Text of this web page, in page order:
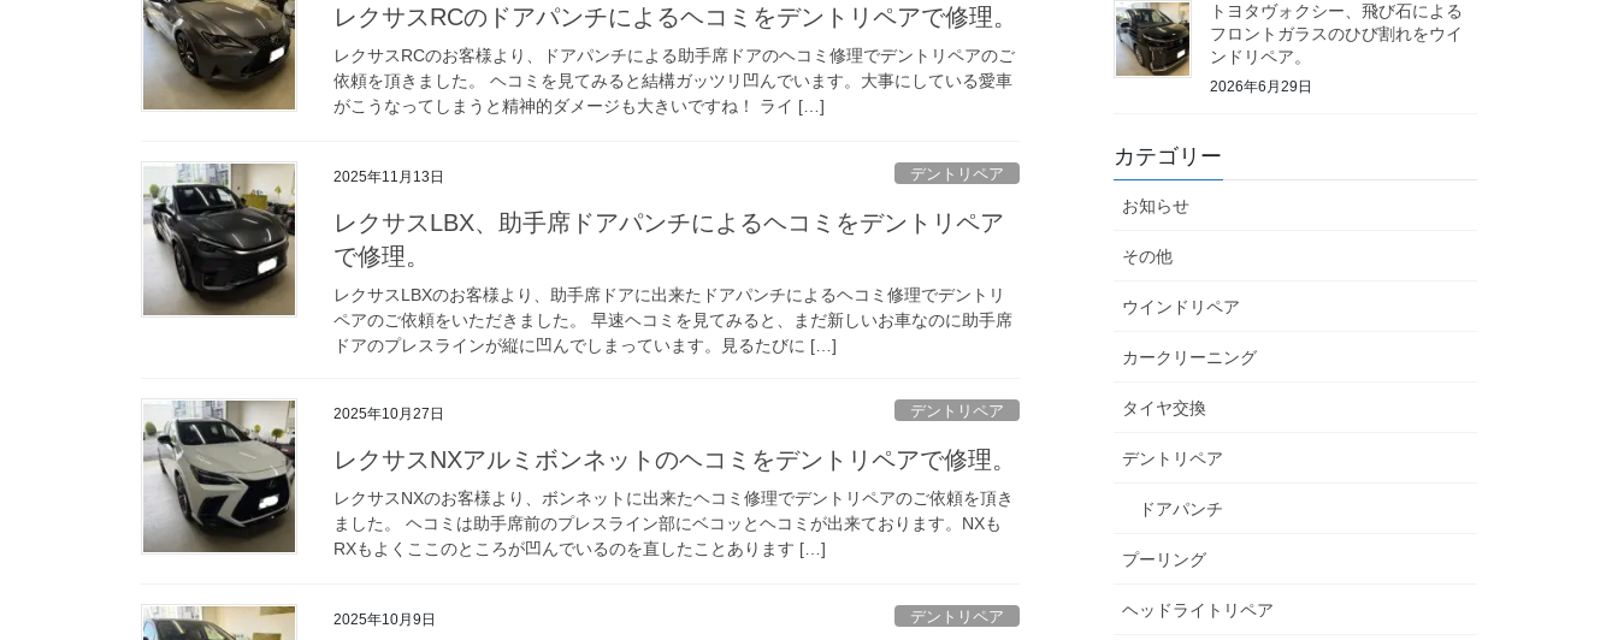
レクサスRCのドアパンチによるヘコミをデントリペアで修理。
レクサスRCのお客様より、ドアパンチによる助手席ドアのヘコミ修理でデントリペアのご
依頼を頂きました。 ヘコミを見てみると結構ガッツリ凹んでいます。大事にしている愛車
がこうなってしまうと精神的ダメージも大きいですね！ ライ […]
2025年11月13日 デントリペア
レクサスLBX、助手席ドアパンチによるヘコミをデントリペア
で修理。
レクサスLBXのお客様より、助手席ドアに出来たドアパンチによるヘコミ修理でデントリ
ペアのご依頼をいただきました。 早速ヘコミを見てみると、まだ新しいお車なのに助手席
ドアのプレスラインが縦に凹んでしまっています。見るたびに […]
2025年10月27日 デントリペア
レクサスNXアルミボンネットのヘコミをデントリペアで修理。
レクサスNXのお客様より、ボンネットに出来たヘコミ修理でデントリペアのご依頼を頂き
ました。 ヘコミは助手席前のプレスライン部にベコッとヘコミが出来ております。NXも
RXもよくここのところが凹んでいるのを直したことあります […]
2025年10月9日 デントリペア
トヨタヴォクシー、飛び石による
フロントガラスのひび割れをウイ
ンドリペア。
2026年6月29日
カテゴリー
お知らせ
その他
ウインドリペア
カークリーニング
タイヤ交換
デントリペア
ドアパンチ
プーリング
ヘッドライトリペア